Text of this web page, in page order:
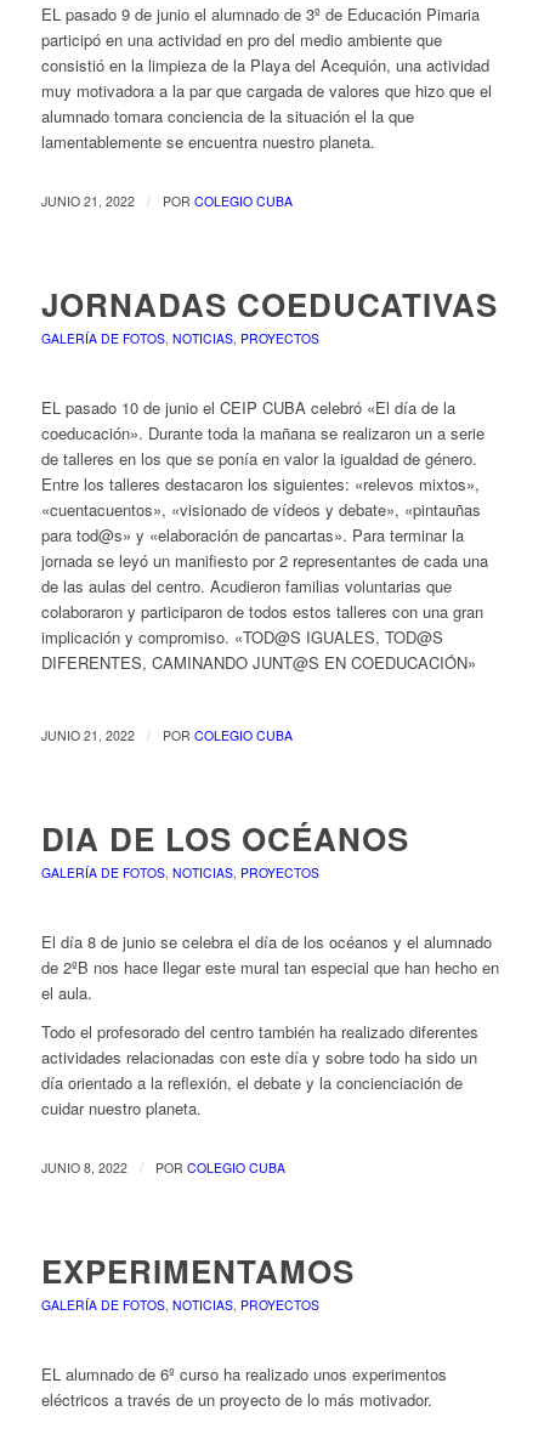
EL pasado 9 de junio el alumnado de 3º de Educación Pimaria
participó en una actividad en pro del medio ambiente que
consistió en la limpieza de la Playa del Acequión, una actividad
muy motivadora a la par que cargada de valores que hizo que el
alumnado tomara conciencia de la situación el la que
lamentablemente se encuentra nuestro planeta.
JUNIO 21, 2022 / POR COLEGIO CUBA
JORNADAS COEDUCATIVAS
GALERÍA DE FOTOS, NOTICIAS, PROYECTOS
EL pasado 10 de junio el CEIP CUBA celebró «El día de la
coeducación». Durante toda la mañana se realizaron un a serie
de talleres en los que se ponía en valor la igualdad de género.
Entre los talleres destacaron los siguientes: «relevos mixtos»,
«cuentacuentos», «visionado de vídeos y debate», «pintauñas
para tod@s» y «elaboración de pancartas». Para terminar la
jornada se leyó un manifiesto por 2 representantes de cada una
de las aulas del centro. Acudieron familias voluntarias que
colaboraron y participaron de todos estos talleres con una gran
implicación y compromiso. «TOD@S IGUALES, TOD@S
DIFERENTES, CAMINANDO JUNT@S EN COEDUCACIÓN»
JUNIO 21, 2022 / POR COLEGIO CUBA
DIA DE LOS OCÉANOS
GALERÍA DE FOTOS, NOTICIAS, PROYECTOS
El día 8 de junio se celebra el día de los océanos y el alumnado
de 2ºB nos hace llegar este mural tan especial que han hecho en
el aula.
Todo el profesorado del centro también ha realizado diferentes
actividades relacionadas con este día y sobre todo ha sido un
día orientado a la reflexión, el debate y la concienciación de
cuidar nuestro planeta.
JUNIO 8, 2022 / POR COLEGIO CUBA
EXPERIMENTAMOS
GALERÍA DE FOTOS, NOTICIAS, PROYECTOS
EL alumnado de 6º curso ha realizado unos experimentos
eléctricos a través de un proyecto de lo más motivador.